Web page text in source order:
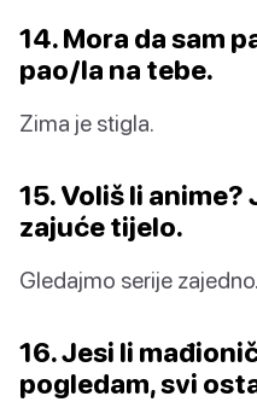
14. Mora da sam
pao/la na tebe.
Zima je stigla.
15. Voliš li anime?
zajuće tijelo.
Gledajmo serije zajedno.
16. Jesi li
pogledam, svi